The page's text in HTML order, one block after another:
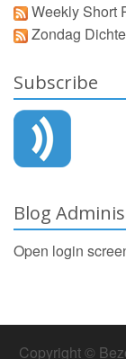
Weekly Short
Zondag
Subscribe
Blog
Open login
Copyright ©